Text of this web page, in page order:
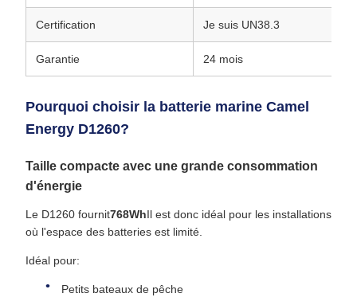
Certification Je suis UN38.3
Garantie 24 mois
Pourquoi choisir la batterie marine Camel
Energy D1260?
Taille compacte avec une grande consommation
d'énergie
Le D1260 fournit768WhIl est donc idéal pour les installations
où l'espace des batteries est limité.
Idéal pour:
Petits bateaux de pêche